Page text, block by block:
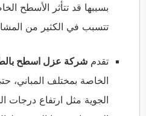
بسببها قد تتأثر الأسطح
تتسبب في الكثير من
تقدم شركة عزل اسطح
الخاصة بمختلف المباني،
الجوية مثل ارتفاع درجات